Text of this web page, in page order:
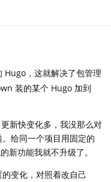
，这就解决了包管理
装的某个 Hugo 加到
新快变化多，我没那么对
给同一个项目用固定的
新功能我就不升级了。
变化，对照着改自己